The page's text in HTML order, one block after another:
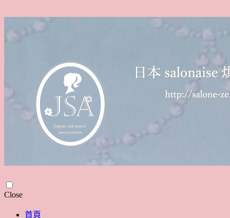
CloseSkip
content
首頁